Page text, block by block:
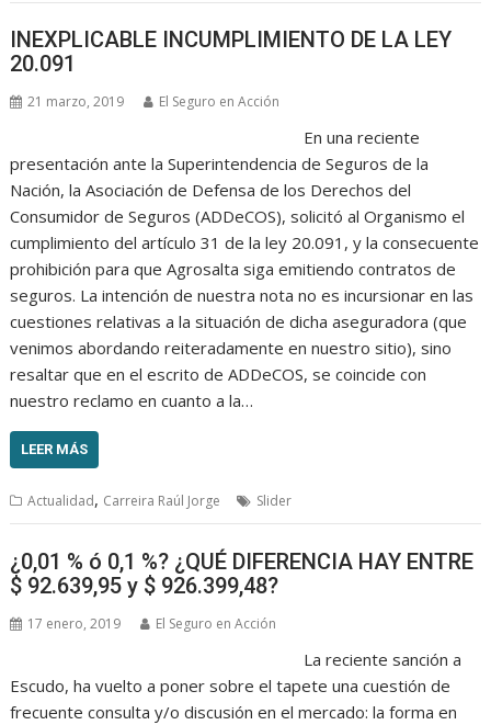
INEXPLICABLE INCUMPLIMIENTO DE LA LEY
20.091
21 marzo, 2019 El Seguro en Acción
En una reciente
presentación ante la Superintendencia de Seguros de la
Nación, la Asociación de Defensa de los Derechos del
Consumidor de Seguros (ADDeCOS), solicitó al Organismo el
cumplimiento del artículo 31 de la ley 20.091, y la consecuente
prohibición para que Agrosalta siga emitiendo contratos de
seguros. La intención de nuestra nota no es incursionar en las
cuestiones relativas a la situación de dicha aseguradora (que
venimos abordando reiteradamente en nuestro sitio), sino
resaltar que en el escrito de ADDeCOS, se coincide con
nuestro reclamo en cuanto a la…
LEER MÁS
Actualidad, Carreira Raúl Jorge Slider
¿0,01 % ó 0,1 %? ¿QUÉ DIFERENCIA HAY ENTRE
$ 92.639,95 y $ 926.399,48?
17 enero, 2019 El Seguro en Acción
La reciente sanción a
Escudo, ha vuelto a poner sobre el tapete una cuestión de
frecuente consulta y/o discusión en el mercado: la forma en